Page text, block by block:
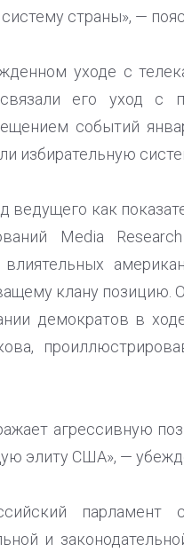
страны», —
уходе с
его уход с
событий
избирательную
ведущего как
Media
клану позицию.
демократов в
агрессивную
элиту США», —
парламент
и